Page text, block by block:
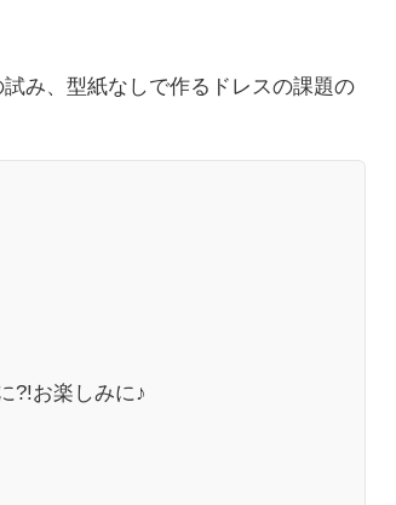
み、型紙なしで作るドレスの課題の
?!お楽しみに♪